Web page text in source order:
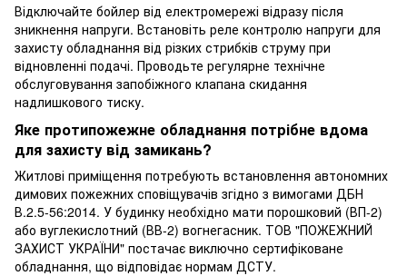
Відключайте бойлер від електромережі відразу після
зникнення напруги. Встановіть реле контролю напруги для
захисту обладнання від різких стрибків струму при
відновленні подачі. Проводьте регулярне технічне
обслуговування запобіжного клапана скидання
надлишкового тиску.
Яке протипожежне обладнання потрібне вдома
для захисту від замикань?
Житлові приміщення потребують встановлення автономних
димових пожежних сповіщувачів згідно з вимогами ДБН
В.2.5-56:2014. У будинку необхідно мати порошковий (ВП-2)
або вуглекислотний (ВВ-2) вогнегасник. ТОВ "ПОЖЕЖНИЙ
ЗАХИСТ УКРАЇНИ" постачає виключно сертифіковане
обладнання, що відповідає нормам ДСТУ.